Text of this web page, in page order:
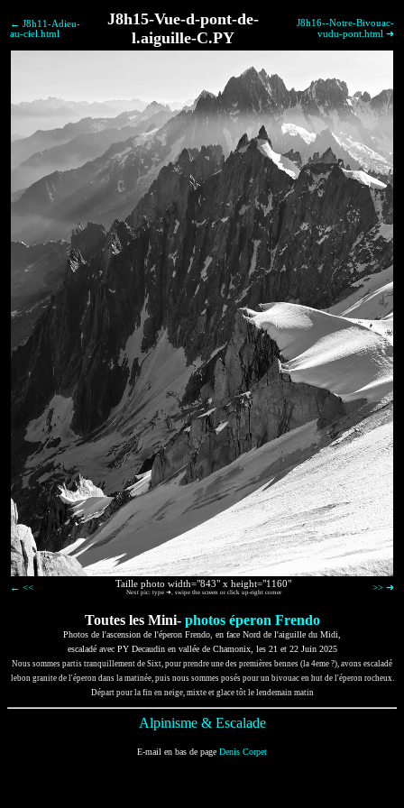
← J8h11-Adieu-
au-ciel.html
J8h15-Vue-d-pont-de-
l.aiguille-C.PY
J8h16--Notre-Bivouac-
vudu-pont.html ➜
← << Taille photo width="843" x height="1160"
Next pic: type ➜, swipe the screen or click up-right corner >> ➜
Toutes les Mini- photos éperon Frendo
Photos de l'ascension de l'éperon Frendo, en face Nord de l'aiguille du Midi,
escaladé avec PY Decaudin en vallée de Chamonix, les 21 et 22 Juin 2025
Nous sommes partis tranquillement de Sixt, pour prendre une des premières bennes (la 4eme ?), avons escaladé
lebon granite de l'éperon dans la matinée, puis nous sommes posés pour un bivouac en hut de l'éperon rocheux.
Départ pour la fin en neige, mixte et glace tôt le lendemain matin
Alpinisme & Escalade
E-mail en bas de page Denis Corpet